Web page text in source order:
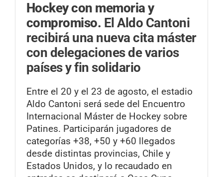
Hockey con memoria y
compromiso. El Aldo Cantoni
recibirá una nueva cita máster
con delegaciones de varios
países y fin solidario
Entre el 20 y el 23 de agosto, el estadio
Aldo Cantoni será sede del Encuentro
Internacional Máster de Hockey sobre
Patines. Participarán jugadores de
categorías +38, +50 y +60 llegados
desde distintas provincias, Chile y
Estados Unidos, y lo recaudado en